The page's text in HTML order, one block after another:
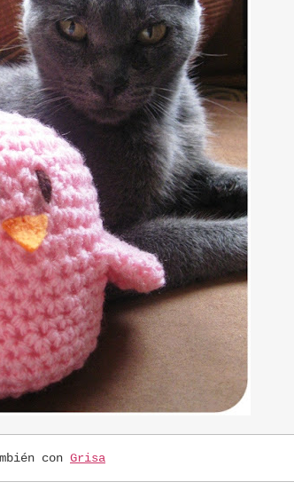
con Grisa